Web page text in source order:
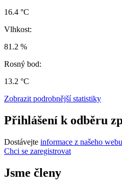
16.4 °C
Vlhkost:
81.2 %
Rosný bod:
13.2 °C
Zobrazit podrobnější statistiky
Přihlášení k odběru
Dostávejte informace z našeho webu
Chci se zaregistrovat
Jsme členy